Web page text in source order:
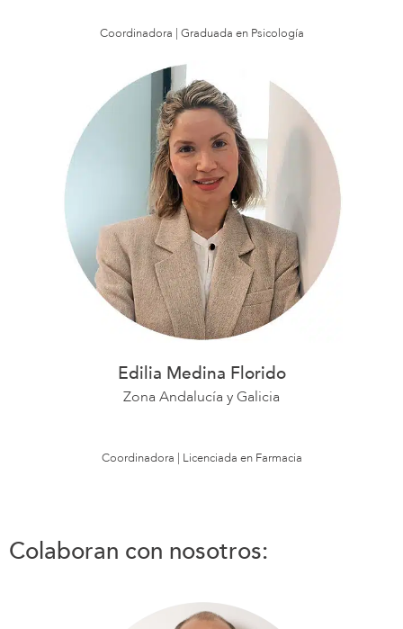
Coordinadora | Graduada en Psicología
Edilia Medina Florido
Zona Andalucía y Galicia
Coordinadora | Licenciada en Farmacia
Colaboran con nosotros: